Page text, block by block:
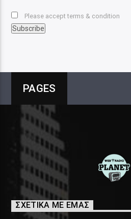
Please accept terms & condition
PAGES
ΣΧΕΤΙΚΑ ΜΕ ΕΜΑΣ